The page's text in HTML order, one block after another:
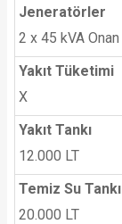
Jeneratörler
2 x 45 kVA Onan
Yakıt Tüketimi
X
Yakıt Tankı
12.000 LT
Temiz Su Tankı
20.000 LT